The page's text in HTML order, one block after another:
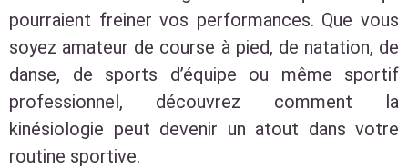
pourraient freiner vos performances. Que vous
soyez amateur de course à pied, de natation, de
danse, de sports d’équipe ou même sportif
professionnel, découvrez comment la
kinésiologie peut devenir un atout dans votre
routine sportive.